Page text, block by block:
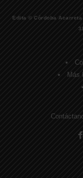
Edita © Córdoba Acarreta
Más